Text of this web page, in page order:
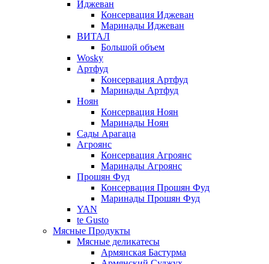
Иджеван
Консервация Иджеван
Маринады Иджеван
ВИТАЛ
Большой объем
Wosky
Артфуд
Консервация Артфуд
Маринады Артфуд
Ноян
Консервация Ноян
Маринады Ноян
Сады Арагаца
Агроянс
Консервация Агроянс
Маринады Агроянс
Прошян Фуд
Консервация Прошян Фуд
Маринады Прошян Фуд
YAN
te Gusto
Мясные Продукты
Мясные деликатесы
Армянская Бастурма